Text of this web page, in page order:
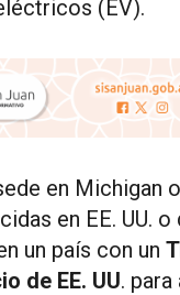
(EV).
en Michigan
en EE. UU. o
un país con un
de EE. UU. para